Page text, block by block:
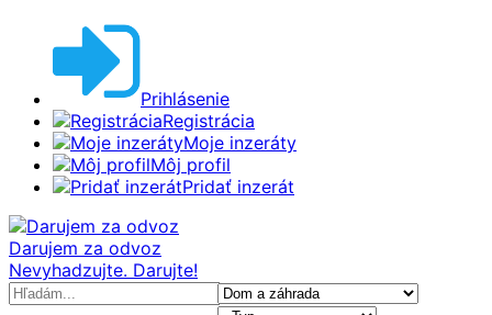
Prihlásenie
Registrácia
Moje inzeráty
Môj profil
Pridať inzerát
Darujem za odvoz
Nevyhadzujte. Darujte!